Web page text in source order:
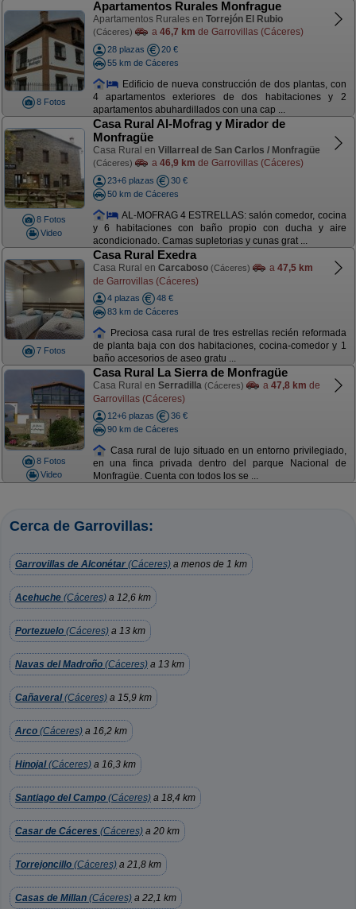
8 Fotos
Apartamentos Rurales Monfrague
Apartamentos Rurales en Torrejón El Rubio
(Cáceres) a 46,7 km de Garrovillas (Cáceres)
28 plazas
20 €
55 km de Cáceres
Edificio de nueva construcción de dos plantas, con
4 apartamentos exteriores de dos habitaciones y 2
apartamentos abuhardillados con una cap ...
8 Fotos
Video
Casa Rural Al-Mofrag y Mirador de
Monfragüe
Casa Rural en Villarreal de San Carlos / Monfragüe
(Cáceres) a 46,9 km de Garrovillas (Cáceres)
23+6 plazas
30 €
50 km de Cáceres
AL-MOFRAG 4 ESTRELLAS: salón comedor, cocina
y 6 habitaciones con baño propio con ducha y aire
acondicionado. Camas supletorias y cunas grat ...
7 Fotos
Casa Rural Exedra
Casa Rural en Carcaboso (Cáceres) a 47,5 km
de Garrovillas (Cáceres)
4 plazas
48 €
83 km de Cáceres
Preciosa casa rural de tres estrellas recién reformada
de planta baja con dos habitaciones, cocina-comedor y 1
baño accesorios de aseo gratu ...
8 Fotos
Video
Casa Rural La Sierra de Monfragüe
Casa Rural en Serradilla (Cáceres) a 47,8 km de
Garrovillas (Cáceres)
12+6 plazas
36 €
90 km de Cáceres
Casa rural de lujo situado en un entorno privilegiado,
en una finca privada dentro del parque Nacional de
Monfragüe. Cuenta con todos los se ...
Cerca de Garrovillas:
Garrovillas de Alconétar (Cáceres) a menos de 1 km
Acehuche (Cáceres) a 12,6 km
Portezuelo (Cáceres) a 13 km
Navas del Madroño (Cáceres) a 13 km
Cañaveral(Cáceres) a 15,9 km
Arco (Cáceres) a 16,2 km
Hinojal(Cáceres) a 16,3 km
Santiago del Campo (Cáceres) a 18,4 km
Casar de Cáceres (Cáceres) a 20 km
Torrejoncillo (Cáceres) a 21,8 km
Casas de Millan (Cáceres) a 22,1 km